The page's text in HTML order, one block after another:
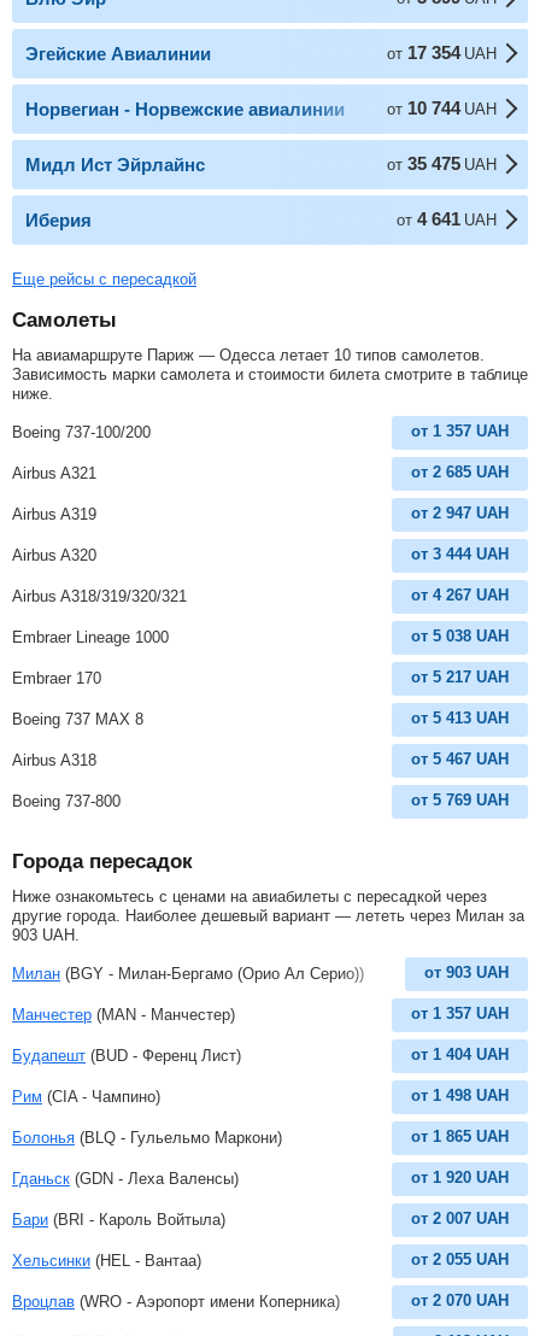
Эгейские Авиалинии от 17 354 UAH
Норвегиан - Норвежские авиалинии от 10 744 UAH
Мидл Ист Эйрлайнс от 35 475 UAH
Иберия от 4 641 UAH
Еще рейсы с пересадкой
Самолеты
На авиамаршруте Париж — Одесса летает 10 типов самолетов.
Зависимость марки самолета и стоимости билета смотрите в таблице
ниже.
Boeing 737-100/200 от 1 357 UAH
Airbus A321 от 2 685 UAH
Airbus A319 от 2 947 UAH
Airbus A320 от 3 444 UAH
Airbus A318/319/320/321 от 4 267 UAH
Embraer Lineage 1000 от 5 038 UAH
Embraer 170 от 5 217 UAH
Boeing 737 MAX 8 от 5 413 UAH
Airbus A318 от 5 467 UAH
Boeing 737-800 от 5 769 UAH
Города пересадок
Ниже ознакомьтесь с ценами на авиабилеты с пересадкой через
другие города. Наиболее дешевый вариант — лететь через Милан за
903 UAH
Милан (BGY - Милан-Бергамо (Орио Ал Серио)) от 903 UAH
Манчестер (MAN - Манчестер) от 1 357 UAH
Будапешт (BUD - Ференц Лист) от 1 404 UAH
Рим (CIA - Чампино) от 1 498 UAH
Болонья (BLQ - Гульельмо Маркони) от 1 865 UAH
Гданьск (GDN - Леха Валенсы) от 1 920 UAH
Бари (BRI - Кароль Войтыла) от 2 007 UAH
Хельсинки (HEL - Вантаа) от 2 055 UAH
Вроцлав (WRO - Аэропорт имени Коперника) от 2 070 UAH